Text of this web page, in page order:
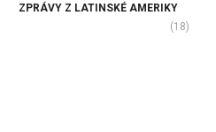
ZPRÁVY Z LATINSKÉ AMERIKY
(18)